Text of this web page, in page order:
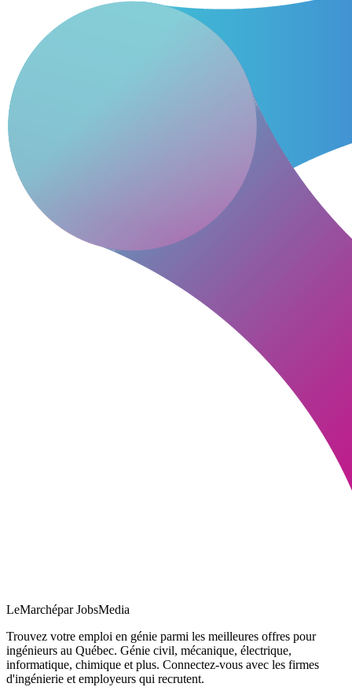
LeMarchépar JobsMedia
Trouvez votre emploi en génie parmi les meilleures offres pour
ingénieurs au Québec. Génie civil, mécanique, électrique,
informatique, chimique et plus. Connectez-vous avec les firmes
d'ingénierie et employeurs qui recrutent.